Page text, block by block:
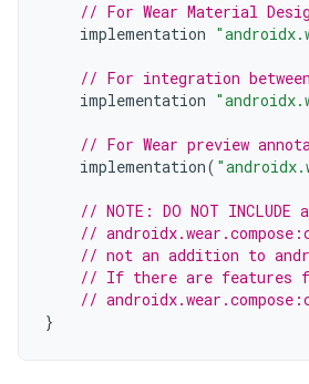
// For Wear Material
implementation
// For integration
implementation
// For Wear preview
implementation(
// NOTE: DO NOT
//
// not an addition to
// If there are features
//
}